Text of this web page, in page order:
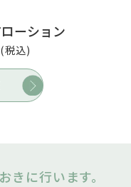
ーション
込)
に行います。